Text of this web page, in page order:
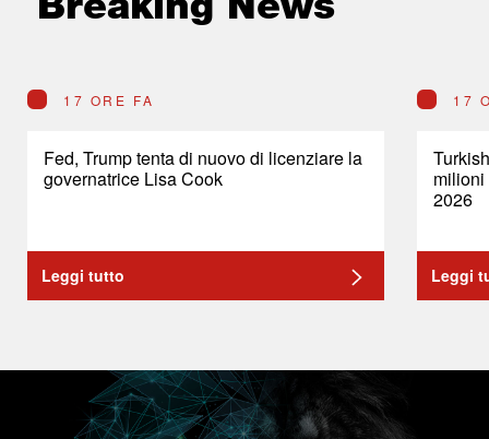
17 ORE FA
Fed, Trump tenta di nuovo di licenziare la
governatrice Lisa Cook
Leggi tutto
17
2026
Leggi